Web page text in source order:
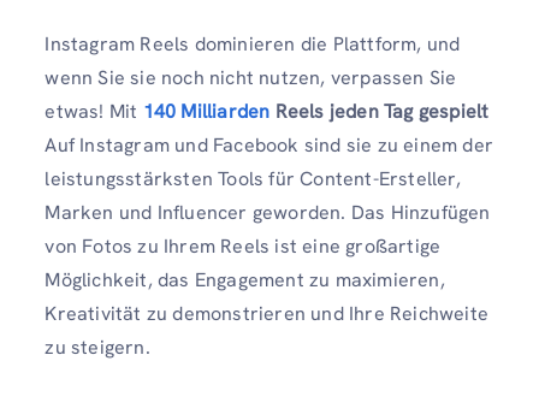
Instagram Reels dominieren die Plattform, und
wenn Sie sie noch nicht nutzen, verpassen Sie
etwas! Mit 140 Milliarden Reels jeden Tag gespielt
Auf Instagram und Facebook sind sie zu einem der
leistungsstärksten Tools für Content-Ersteller,
Marken und Influencer geworden. Das Hinzufügen
von Fotos zu Ihrem Reels ist eine großartige
Möglichkeit, das Engagement zu maximieren,
Kreativität zu demonstrieren und Ihre Reichweite
zu steigern.